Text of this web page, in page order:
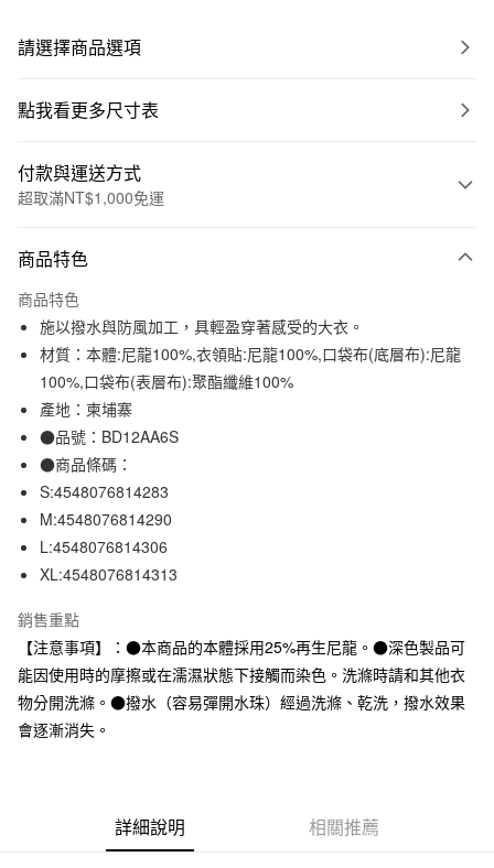
請選擇商品選項
點我看更多尺寸表
付款與運送方式
超取滿NT$1,000免運
信用卡一次付款
信用卡分期付款
3 期 0 利率 每期NT$530 21家銀行
合作金庫商業銀行
第一商業銀行
華南商業銀行
上海商業儲蓄銀行
臺灣中小企業銀行
匯豐（台灣）商業銀行
聯邦商業銀行
元大商業銀行
玉山商業銀行
台灣樂天信用卡公司
超商取貨付款
LINE Pay
Apple Pay
街口支付
悠遊付
全家取貨付款
每筆NT$65，滿NT$1,000(含以上)免運費
付款後全家取貨
每筆NT$65，滿NT$1,000(含以上)免運費
每筆NT$65，滿NT$1,000(含以上)免運費
付款後7-11取貨
商品特色
商品特色
施以撥水與防風加工，具輕盈穿著感受的大衣。
材質：本體:尼龍100%,衣領貼:尼龍100%,口袋布(底層布):尼龍
100%,口袋布(表層布):聚酯纖維100%
產地：柬埔寨
●品號：BD12AA6S
●商品條碼：
S:4548076814283
M:4548076814290
L:4548076814306
XL:4548076814313
銷售重點
【注意事項】：●本商品的本體採用25%再生尼龍。●深色製品可
能因使用時的摩擦或在濡濕狀態下接觸而染色。洗滌時請和其他衣
物分開洗滌。●撥水（容易彈開水珠）經過洗滌、乾洗，撥水效果
會逐漸消失。
詳細說明 相關推薦